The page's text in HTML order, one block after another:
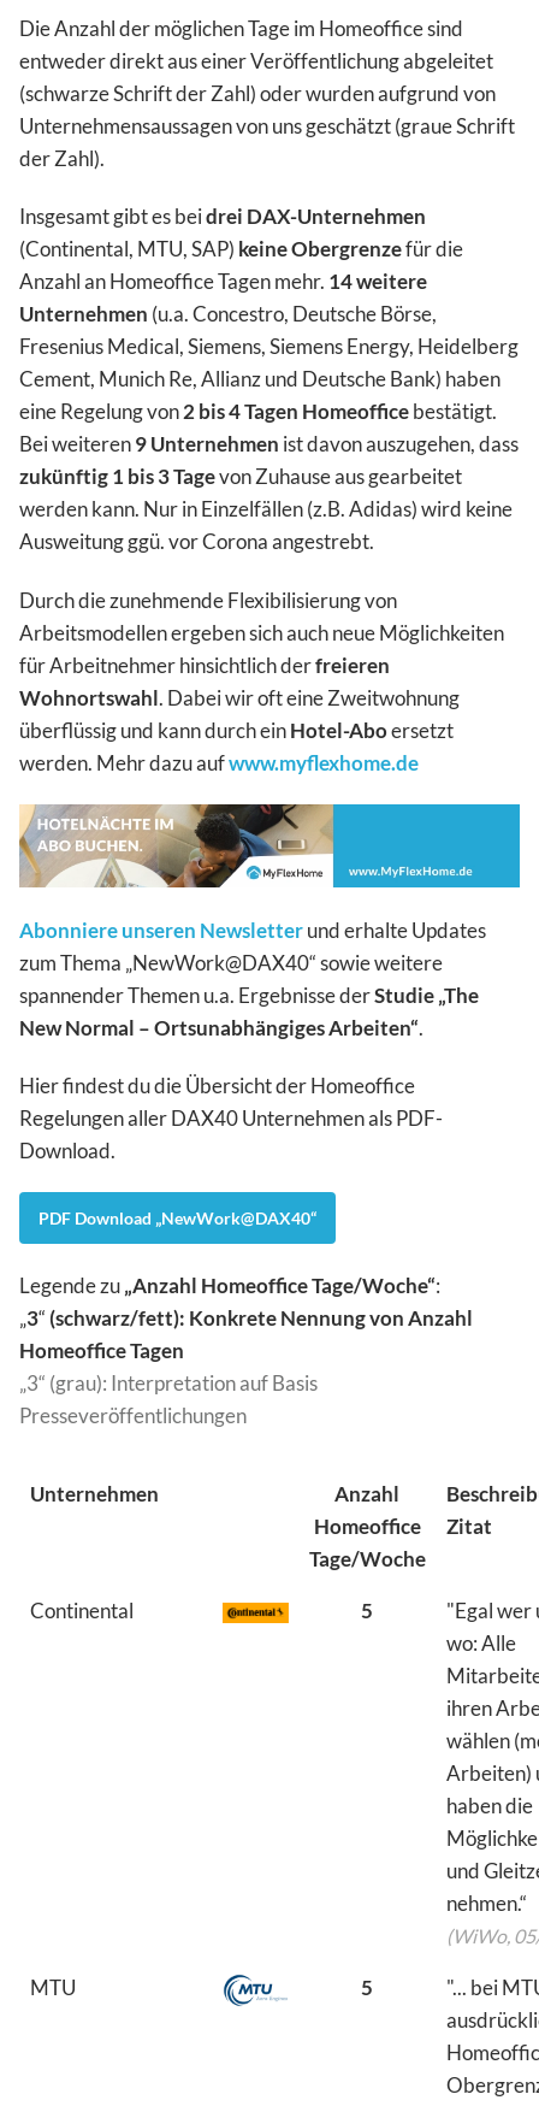
Die Anzahl der möglichen Tage im Homeoffice sind
entweder direkt aus einer Veröffentlichung abgeleitet
(schwarze Schrift der Zahl) oder wurden aufgrund von
Unternehmensaussagen von uns geschätzt (graue Schrift
der Zahl).
Insgesamt gibt es beidrei DAX-Unternehmen
(Continental, MTU, SAP) keine Obergrenzefür die
Anzahl an Homeoffice Tagen mehr. 14 weitere
Unternehmen (u.a. Concestro, Deutsche Börse,
Fresenius Medical, Siemens, Siemens Energy, Heidelberg
Cement, Munich Re, Allianz und Deutsche Bank) haben
eine Regelung von2 bis 4 Tagen Homeofficebestätigt.
Bei weiteren9 Unternehmen ist davon auszugehen, dass
zukünftig 1 bis 3 Tagevon Zuhause aus gearbeitet
werden kann. Nur in Einzelfällen (z.B. Adidas) wird keine
Ausweitung ggü. vor Corona angestrebt.
Durch die zunehmende Flexibilisierung von
Arbeitsmodellen ergeben sich auch neue Möglichkeiten
für Arbeitnehmer hinsichtlich derfreieren
Wohnortswahl. Dabei wir oft eine Zweitwohnung
überflüssig und kann durch einHotel-Aboersetzt
werden. Mehr dazu aufwww.myflexhome.de
Abonniere unseren Newsletterund erhalte Updates
zum Thema „NewWork@DAX40“ sowie weitere
spannender Themen u.a. Ergebnisse derStudie „The
New Normal – Ortsunabhängiges Arbeiten“.
Hier findest du die Übersicht der Homeoffice
Regelungen aller DAX40 Unternehmen als PDF-
Download.
PDF Download „NewWork@DAX40“
Legende zu„Anzahl Homeoffice Tage/Woche“:
„3“ (schwarz/fett): Konkrete Nennung von Anzahl
Homeoffice Tagen
„3“ (grau): Interpretation auf Basis
Presseveröffentlichungen
Unternehmen
Anzahl
Homeoffice
Tage/Woche
Zitat
Continental 5
"Egal wer
wo: Alle
ihren
wählen
Arbeiten)
haben die
und
nehmen.“
(WiWo,
MTU 5
"... bei